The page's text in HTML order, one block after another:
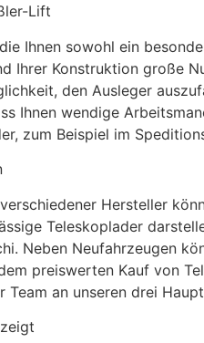
Lift
Ihnen sowohl ein
Ihrer Konstruktion große
den Ausleger
Ihnen wendige
zum Beispiel im
Hersteller
Teleskoplader
Neben Neufahrzeugen
preiswerten Kauf von
Team an unseren drei